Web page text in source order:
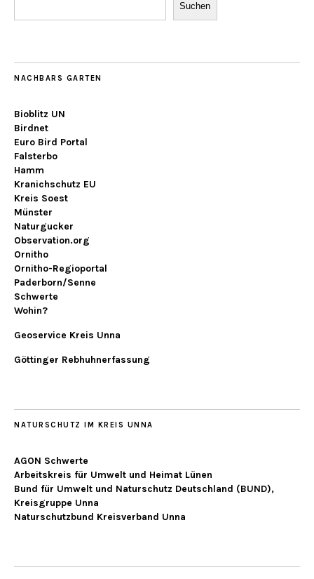
Suchen
NACHBARS GARTEN
Bioblitz UN
Birdnet
Euro Bird Portal
Falsterbo
Hamm
Kranichschutz EU
Kreis Soest
Münster
Naturgucker
Observation.org
Ornitho
Ornitho-Regioportal
Paderborn/Senne
Schwerte
Wohin?
Geoservice Kreis Unna
Göttinger Rebhuhnerfassung
NATURSCHUTZ IM KREIS UNNA
AGON Schwerte
Arbeitskreis für Umwelt und Heimat Lünen
Bund für Umwelt und Naturschutz Deutschland (BUND),
Kreisgruppe Unna
Naturschutzbund Kreisverband Unna